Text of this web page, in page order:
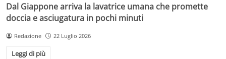
Dal Giappone arriva la lavatrice umana che promette
doccia e asciugatura in pochi minuti
Redazione 22 Luglio 2026
Leggi di più